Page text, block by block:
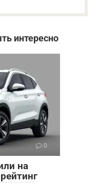
интересно
0
на